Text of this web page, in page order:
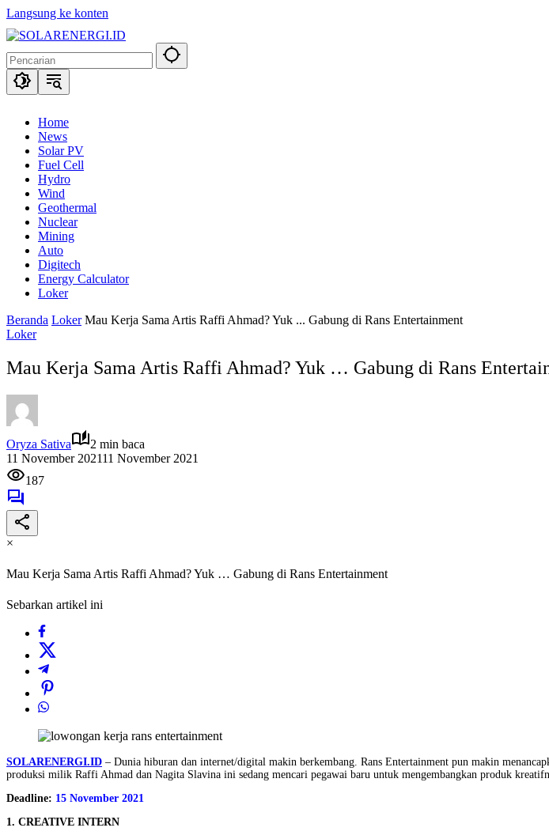
Langsung ke konten
Home
News
Solar PV
Fuel Cell
Hydro
Wind
Geothermal
Nuclear
Mining
Auto
Digitech
Energy Calculator
Loker
Beranda Loker Mau Kerja Sama Artis Raffi Ahmad? Yuk ... Gabung di Rans Entertainment
Loker
Mau Kerja Sama Artis Raffi Ahmad? Yuk … Gabung di Rans
Oryza Sativa
2 min baca
11 November 202111 November 2021
187
×
Mau Kerja Sama Artis Raffi Ahmad? Yuk … Gabung di Rans Entertainment
Sebarkan artikel ini
SOLARENERGI.ID – Dunia hiburan dan internet/digital makin berkembang. Rans Entertainment pun makin
produksi milik Raffi Ahmad dan Nagita Slavina ini sedang mencari pegawai baru untuk mengembangkan produk
Deadline: 15 November 2021
1. CREATIVE INTERN